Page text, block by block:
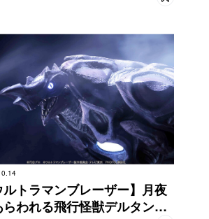
ルトラマンブレーザー】月夜
らわれる飛行怪獣デルタンダ